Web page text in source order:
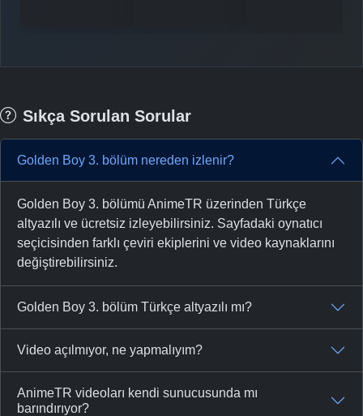
Sıkça Sorulan Sorular
Golden Boy 3. bölüm nereden izlenir?
Golden Boy 3. bölümü AnimeTR üzerinden Türkçe
altyazılı ve ücretsiz izleyebilirsiniz. Sayfadaki oynatıcı
seçicisinden farklı çeviri ekiplerini ve video kaynaklarını
değiştirebilirsiniz.
Golden Boy 3. bölüm Türkçe altyazılı mı?
Video açılmıyor, ne yapmalıyım?
AnimeTR videoları kendi sunucusunda mı
barındırıyor?